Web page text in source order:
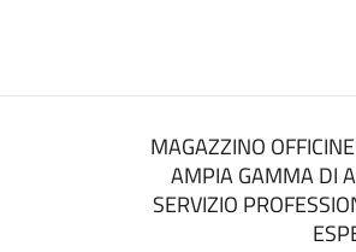
MAGAZZINO
AMPIA GAMMA DI
SERVIZIO